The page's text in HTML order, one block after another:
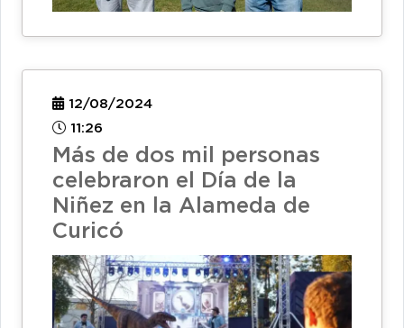
12/08/2024
11:26
Más de dos mil personas
celebraron el Día de la
Niñez en la Alameda de
Curicó